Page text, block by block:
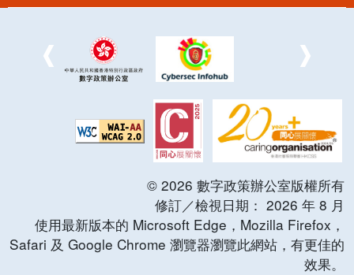
© 2026 數字政策辦公室版權所有
修訂／檢視日期： 2026 年 8 月
使用最新版本的 Microsoft Edge，Mozilla Firefox，
Safari 及 Google Chrome 瀏覽器瀏覽此網站，有更佳的
效果。